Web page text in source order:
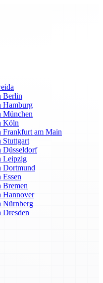
Berlin
Hamburg
München
Köln
am Main
Stuttgart
Düsseldorf
Leipzig
Dortmund
Bremen
Hannover
Nürnberg